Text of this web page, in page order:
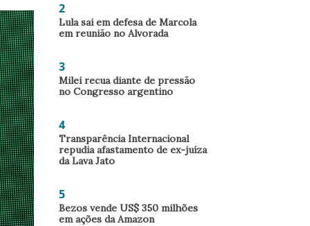
2
Lula sai em defesa de Marcola
em reunião no Alvorada
3
Milei recua diante de pressão
no Congresso argentino
4
Transparência Internacional
repudia afastamento de ex-juíza
da Lava Jato
5
Bezos vende US$ 350 milhões
em ações da Amazon